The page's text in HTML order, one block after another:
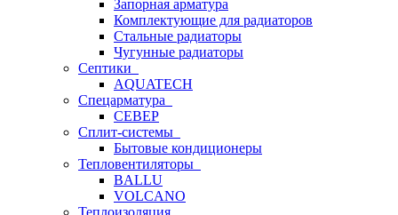
Запорная арматура
Комплектующие для радиаторов
Стальные радиаторы
Чугунные радиаторы
Септики
AQUATECH
Спецарматура
СЕВЕР
Сплит-системы
Бытовые кондиционеры
Тепловентиляторы
BALLU
VOLCANO
Теплоизоляция